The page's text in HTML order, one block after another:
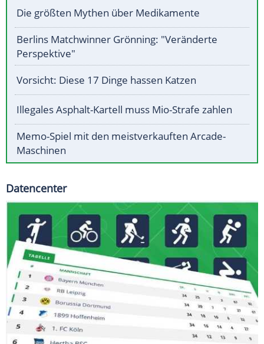
Die größten Mythen über Medikamente
Berlins Matchwinner Grönning: "Veränderte
Perspektive"
Vorsicht: Diese 17 Dinge hassen Katzen
Illegales Asphalt-Kartell muss Mio-Strafe zahlen
Memo-Spiel mit den meistverkauften Arcade-
Maschinen
Datencenter